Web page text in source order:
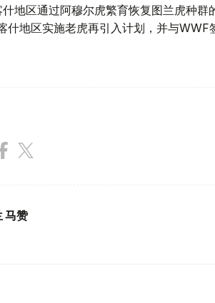
地区通过阿穆尔虎繁育恢复图兰虎种
什地区实施老虎再引入计划，并与WWF
马赞